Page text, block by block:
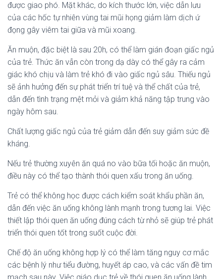
được giao phó. Mặt khác, do kích thước lớn, việc dẫn lưu
của các hốc tự nhiên vùng tai mũi họng giảm làm dịch ứ
đọng gây viêm tai giữa và mũi xoang.
Ăn muộn, đặc biệt là sau 20h, có thể làm gián đoạn giấc ngủ
của trẻ. Thức ăn vẫn còn trong dạ dày có thể gây ra cảm
giác khó chịu và làm trẻ khó đi vào giấc ngủ sâu. Thiếu ngủ
sẽ ảnh hưởng đến sự phát triển trí tuệ và thể chất của trẻ,
dẫn đến tình trạng mệt mỏi và giảm khả năng tập trung vào
ngày hôm sau.
Chất lượng giấc ngủ của trẻ giảm dẫn đến suy giảm sức đề
kháng.
Nếu trẻ thường xuyên ăn quá no vào bữa tối hoặc ăn muộn,
điều này có thể tạo thành thói quen xấu trong ăn uống.
Trẻ có thể không học được cách kiểm soát khẩu phần ăn,
dẫn đến việc ăn uống không lành mạnh trong tương lai. Việc
thiết lập thói quen ăn uống đúng cách từ nhỏ sẽ giúp trẻ phát
triển thói quen tốt trong suốt cuộc đời.
Chế độ ăn uống không hợp lý có thể làm tăng nguy cơ mắc
các bệnh lý như tiểu đường, huyết áp cao, và các vấn đề tim